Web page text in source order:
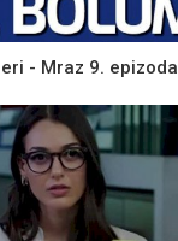
- Mraz 9. epizoda